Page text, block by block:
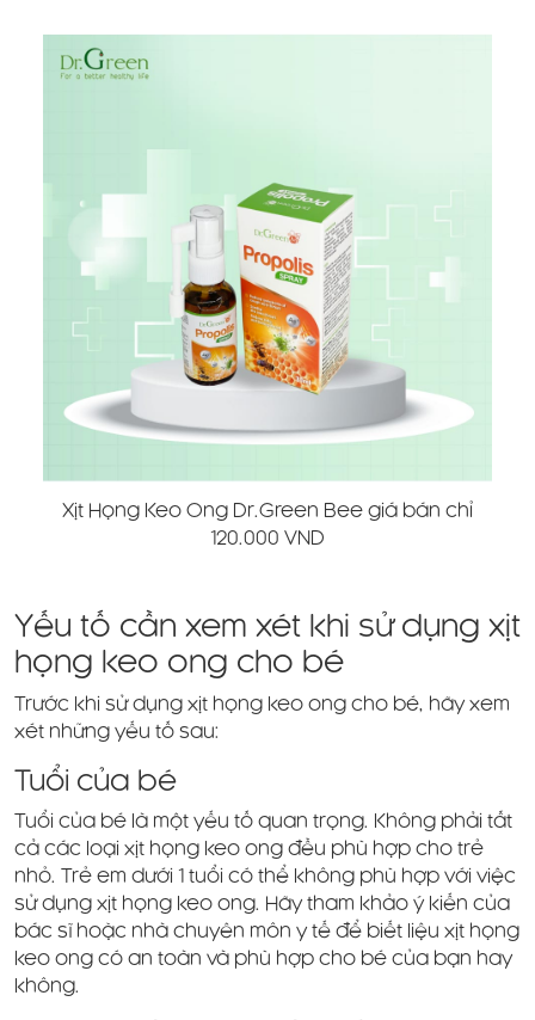
Xịt Họng Keo Ong Dr.Green Bee giá bán chỉ
120.000 VND
Yếu tố cần xem xét khi sử dụng xịt
họng keo ong cho bé
Trước khi sử dụng xịt họng keo ong cho bé, hãy xem
xét những yếu tố sau:
Tuổi của bé
Tuổi của bé là một yếu tố quan trọng. Không phải tất
cả các loại xịt họng keo ong đều phù hợp cho trẻ
nhỏ. Trẻ em dưới 1 tuổi có thể không phù hợp với việc
sử dụng xịt họng keo ong. Hãy tham khảo ý kiến của
bác sĩ hoặc nhà chuyên môn y tế để biết liệu xịt họng
keo ong có an toàn và phù hợp cho bé của bạn hay
không.